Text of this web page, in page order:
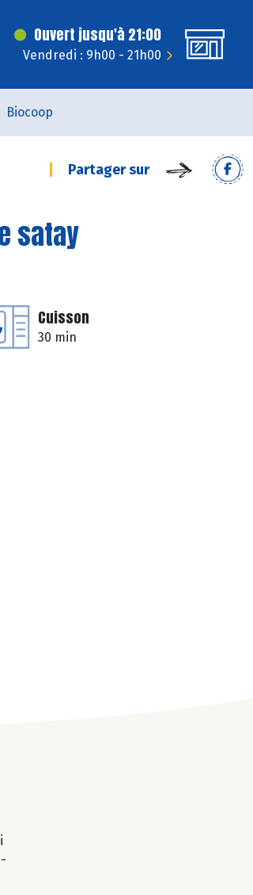
Ouvert jusqu'à 21:00
Vendredi : 9h00 - 21h00
Biocoop
Partager sur
satay
Cuisson
30 min